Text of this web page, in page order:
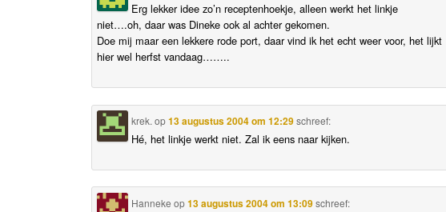
Erg lekker idee zo’n receptenhoekje, alleen werkt het linkje
niet….oh, daar was Dineke ook al achter gekomen.
Doe mij maar een lekkere rode port, daar vind ik het echt weer voor, het lijkt
hier wel herfst vandaag……..
krek. op13 augustus 2004 om 12:29schreef:
Hé, het linkje werkt niet. Zal ik eens naar kijken.
Hanneke op13 augustus 2004 om 13:09schreef: